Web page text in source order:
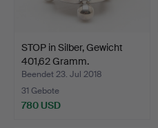
STOP in Silber, Gewicht
401,62 Gramm.
Beendet 23. Jul 2018
31 Gebote
780 USD